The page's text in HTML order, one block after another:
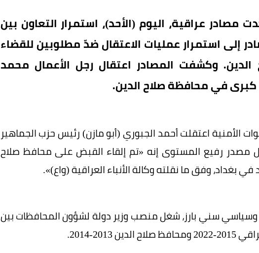
عراقية، اليوم (الأحد)، استمرار التعاون بين
إلى استمرار عمليات الاعتقال ضدّ مطلوبين للقضاء
وكشفت المصادر اعتقال رجل الأعمال محمد
في محافظة صلاح الدين.
الأمنية اعتقلت أحمد الجبوري (أبو مازن) رئيس حزب الجماهير
مصدر رفيع المستوى إنه «تم إلقاء القبض على محافظ صلاح
بغداد، وفق ما نقلته وكالة الأنباء العراقية (واع)».
يذكر أن أبو مازن، وهو من مواليد 1967 وسياسي سني بارز، شغل منصب وزير دولة لشؤون المحافظات بين